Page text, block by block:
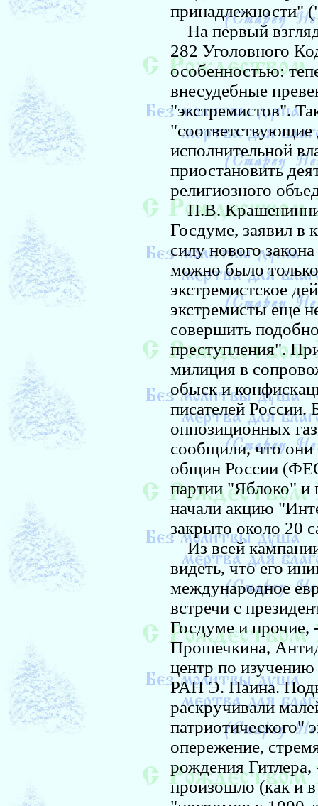
принадлежности"
На первый
282 Уголовного
особенностью:
внесудебные
"экстремистов".
исполнительной
приостановить
религиозного
П.В.
Госдуме, заявил в
силу нового
можно было
экстремистское
экстремисты еще
совершить
преступления".
милиция в
обыск и
писателей России.
оппозиционных
сообщили, что они
общин России
партии "Яблоко" и
начали акцию
закрыто около 20
Из всей кампании
видеть, что его
международное
встречи с
Госдуме и прочие,
Прошечкина,
центр по
РАН Э. Паина.
раскручивали
патриотического"
опережение,
рождения Гитлера,
произошло (как и в